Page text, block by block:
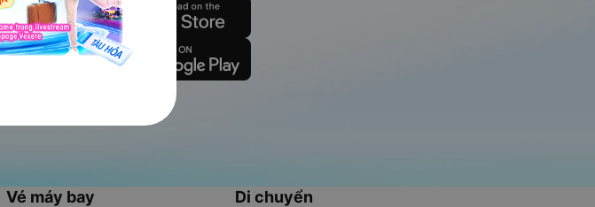
Vé máy bay Di chuyển